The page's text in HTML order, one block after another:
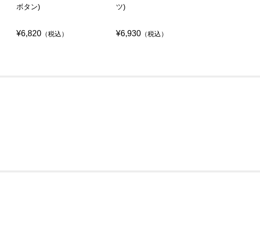
ボタン)
¥6,820 （税込）
ツ)
¥6,930 （税込）